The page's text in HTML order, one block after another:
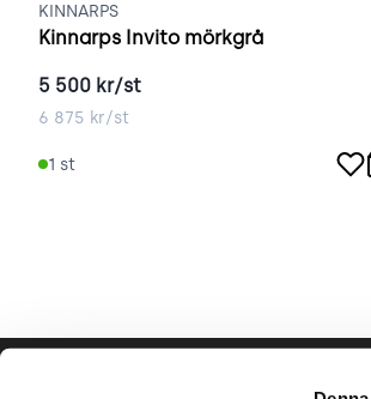
KINNARPS
Kinnarps Invito mörkgrå
5 500 kr/st
6 875 kr/st
1 st
Hjälp &